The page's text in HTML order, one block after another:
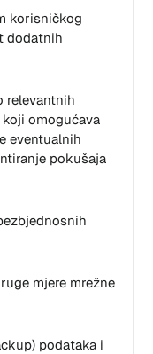
korisničkog
dodatnih
relevantnih
omogućava
eventualnih
pokušaja
mjere mrežne
podataka i